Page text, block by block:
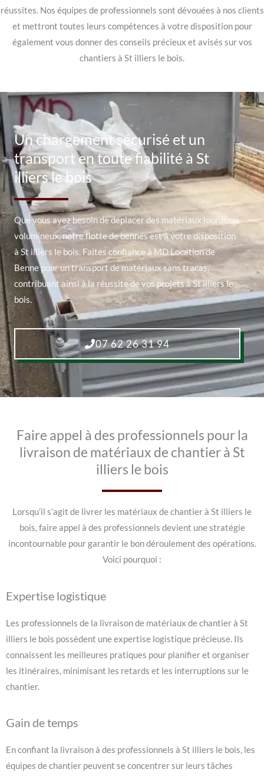
réussites. Nos équipes de professionnels sont dévouées à nos clients
et mettront toutes leurs compétences à votre disposition pour
également vous donner des conseils précieux et avisés sur vos
chantiers à St illiers le bois.
Un chargement sécurisé et un
transport en toute fiabilité à St
illiers le bois
Que vous ayez besoin de déplacer des matériaux lourds ou
volumineux, notre flotte de bennes est à votre disposition
à St illiers le bois. Faites confiance à MD Location de
Benne pour un transport de matériaux sans tracas,
contribuant ainsi à la réussite de vos projets à St illiers le
bois.
07 62 26 31 94
Faire appel à des professionnels pour la
livraison de matériaux de chantier à St
illiers le bois
Lorsqu’il s’agit de livrer les matériaux de chantier à St illiers le
bois, faire appel à des professionnels devient une stratégie
incontournable pour garantir le bon déroulement des opérations.
Voici pourquoi :
Expertise logistique
Les professionnels de la livraison de matériaux de chantier à St
illiers le bois possèdent une expertise logistique précieuse. Ils
connaissent les meilleures pratiques pour planifier et organiser
les itinéraires, minimisant les retards et les interruptions sur le
chantier.
Gain de temps
En confiant la livraison à des professionnels à St illiers le bois, les
équipes de chantier peuvent se concentrer sur leurs tâches